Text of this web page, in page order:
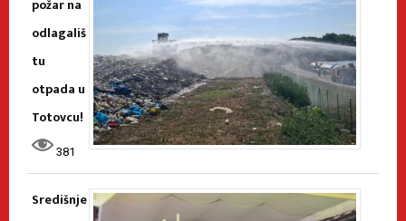
požar na
odlagališ
tu
otpada u
Totovcu!
381
Središnje